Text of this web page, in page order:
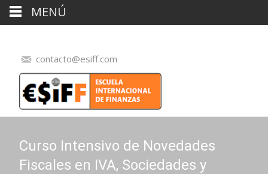
contacto@esiff.com
Curso Intensivo de Novedades
Fiscales en IVA, Sociedades y
MENÚ